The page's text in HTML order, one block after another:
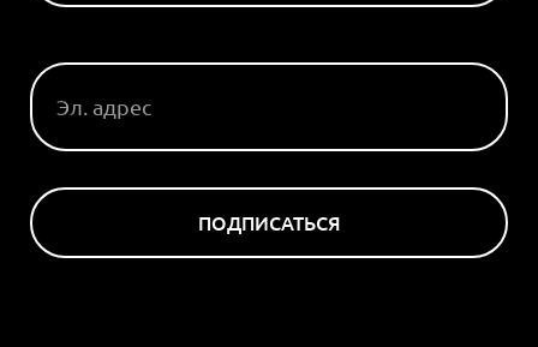
ПОДПИСАТЬСЯ